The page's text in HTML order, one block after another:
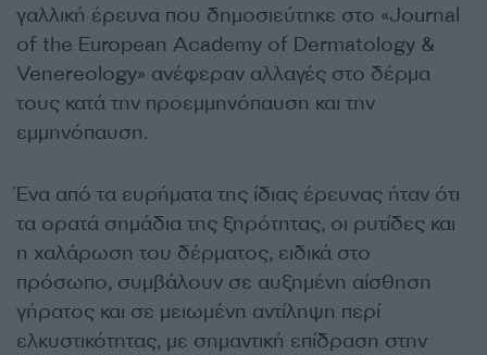
γαλλική έρευνα που δημοσιεύτηκε στο «Journal
of the European Academy of Dermatology &
Venereology» ανέφεραν αλλαγές στο δέρμα
τους κατά την προεμμηνόπαυση και την
εμμηνόπαυση.
Ένα από τα ευρήματα της ίδιας έρευνας ήταν ότι
τα ορατά σημάδια της ξηρότητας, οι ρυτίδες και
η χαλάρωση του δέρματος, ειδικά στο
πρόσωπο, συμβάλουν σε αυξημένη αίσθηση
γήρατος και σε μειωμένη αντίληψη περί
ελκυστικότητας, με σημαντική επίδραση στην